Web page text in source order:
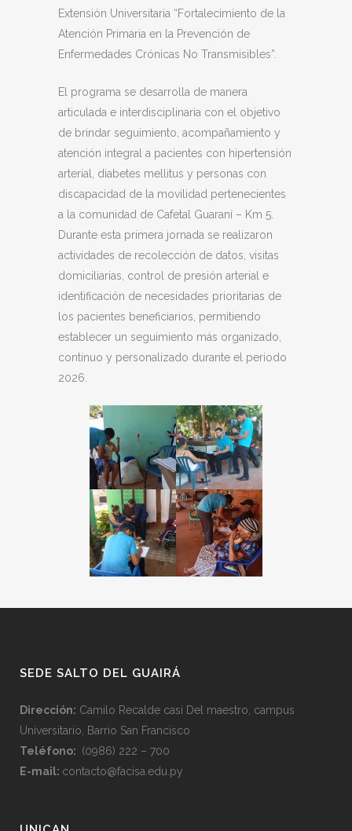
Extensión Universitaria “Fortalecimiento de la
Atención Primaria en la Prevención de
Enfermedades Crónicas No Transmisibles”.
El programa se desarrolla de manera
articulada e interdisciplinaria con el objetivo
de brindar seguimiento, acompañamiento y
atención integral a pacientes con hipertensión
arterial, diabetes mellitus y personas con
discapacidad de la movilidad pertenecientes
a la comunidad de Cafetal Guaraní – Km 5.
Durante esta primera jornada se realizaron
actividades de recolección de datos, visitas
domiciliarias, control de presión arterial e
identificación de necesidades prioritarias de
los pacientes beneficiarios, permitiendo
establecer un seguimiento más organizado,
continuo y personalizado durante el periodo
2026.
SEDE SALTO DEL GUAIRÁ
Dirección: Camilo Recalde casi Del maestro, campus
Universitario, Barrio San Francisco
Teléfono: (0986) 222 – 700
E-mail: contacto@facisa.edu.py